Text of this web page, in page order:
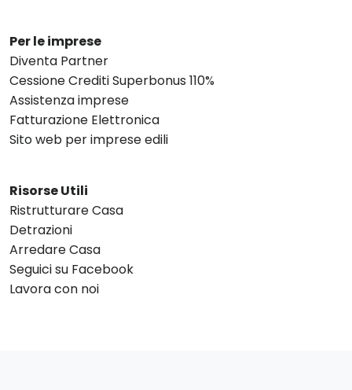
Per le imprese
Diventa Partner
Cessione Crediti Superbonus 110%
Assistenza imprese
Fatturazione Elettronica
Sito web per imprese edili
Risorse Utili
Ristrutturare Casa
Detrazioni
Arredare Casa
Seguici su Facebook
Lavora con noi